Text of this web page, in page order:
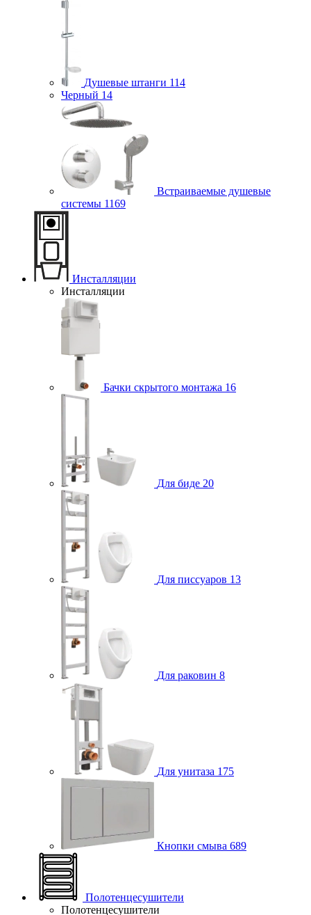
Душевые штанги 114
Черный 14
Встраиваемые душевые
системы 1169
Инсталляции
Инсталляции
Бачки скрытого монтажа 16
Для биде 20
Для писсуаров 13
Для раковин 8
Для унитаза 175
Кнопки смыва 689
Полотенцесушители
Полотенцесушители